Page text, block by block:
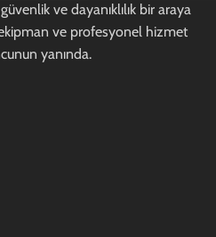
ve dayanıklılık bir araya
ve profesyonel hizmet
yanında.